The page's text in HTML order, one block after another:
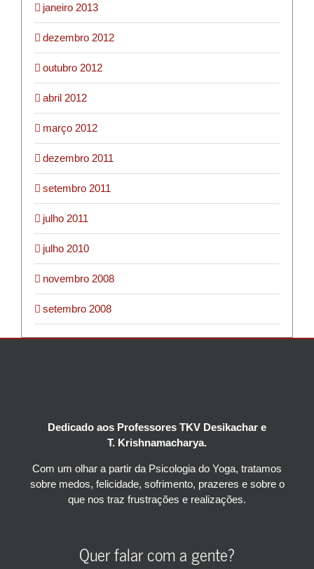
janeiro 2013
dezembro 2012
outubro 2012
abril 2012
março 2012
dezembro 2011
setembro 2011
julho 2011
julho 2010
novembro 2008
setembro 2008
Dedicado aos Professores TKV Desikachar e
T. Krishnamacharya.
Com um olhar a partir da Psicologia do Yoga, tratamos
sobre medos, felicidade, sofrimento, prazeres e sobre o
que nos traz frustrações e realizações.
Quer falar com a gente?